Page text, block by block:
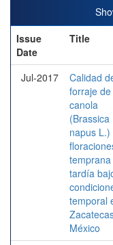
Issue
Date
Title
Jul-2017
Calidad
forraje de
canola
(Brassica
napus L.)
tardía
temporal
México